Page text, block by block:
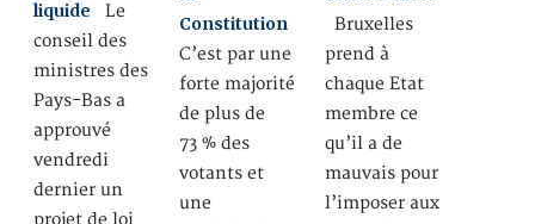
liquide Le
conseil des
ministres des
Pays-Bas a
approuvé
vendredi
dernier un
projet de loi
Constitution
C’est par une
forte majorité
de plus de
73 % des
votants et
une
Bruxelles
prend à
chaque Etat
membre ce
qu’il a de
mauvais pour
l’imposer aux